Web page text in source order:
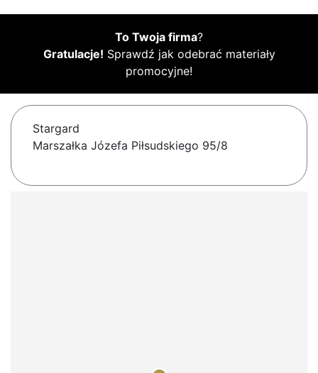
To Twoja firma?
Gratulacje! Sprawdź jak odebrać materiały
promocyjne!
Stargard
Marszałka Józefa Piłsudskiego 95/8